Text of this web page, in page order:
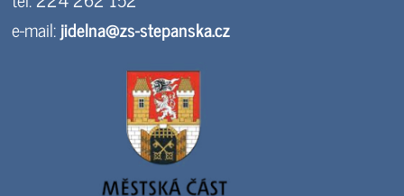
e-mail:jidelna@zs-stepanska.cz